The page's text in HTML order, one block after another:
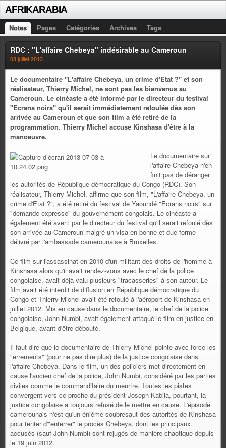
AFRIKARABIA
Notes Pages Catégories Archives Tags
RDC : "L'affaire Chebeya" indésirable au Cameroun
03 juillet 2013
Le documentaire "L'affaire Chebeya, un crime d'Etat ?" et son
réalisateur, Thierry Michel, ne sont pas les bienvenus au
Cameroun. Le cinéaste a été informé par le directeur du festival
"Ecrans noirs" qu'il serait immédiatement refoulée dès son
arrivée au Cameroun et que son film a été retiré de la
programmation. Thierry Michel accuse Kinshasa d'être à la
manoeuvre.
Le documentaire sur
l'affaire Chebeya n'en
finit pas de déranger
les autorités de République démocratique du Congo (RDC). Son
réalisateur, Thierry Michel, affirme que son film, "L'affaire Chebeya, un
crime d'Etat ?", a été retiré du festival de Yaoundé "Ecrans noirs" sur
"demande expresse" du gouvernement congolais. Le cinéaste a
également été averti par le directeur du festival qu'il serait refoulé dès
son arrivée au Cameroun malgré un visa en bonne et due forme
délivré par l'ambassade camerounaise à Bruxelles.
Ce film sur l'assassinat en 2010 d'un militant des droits de l'homme à
Kinshasa alors qu'il avait rendez-vous avec le chef de la police
congolaise, avait déjà valu plusieurs "tracasseries" à son auteur. Le
film avait été interdit de diffusion en République démocratique du
Congo et Thierry Michel avait été refoulé à l'aéroport de Kinshasa en
juillet 2012. Mis en cause dans le documentaire, le chef de la police
congolaise, John Numbi, avait également attaqué le film en justice en
Belgique, avant d'être débouté.
Il faut dire que le documentaire de Thierry Michel pointe avec force les
"errements" (pour ne pas dire plus) de la justice congolaise dans
l'affaire Chebeya. Dans le film, un des policiers met directement en
cause l'ancien chef de la police, John Numbi, considéré par les parties
civiles comme le commanditaire du meurtre. Toutes les pistes
convergent vers ce proche du président Joseph Kabila, pourtant, la
justice congolaise a toujours refusé de le mettre en cause. L'épisode
camerounais n'est qu'un énième soubresaut des autorités de Kinshasa
pour tenter d'"enterrer" le procès Chebeya, dont les principaux
accusés (sauf John Numbi) sont rejugés de manière chaotique depuis
le 19 juin 2012.